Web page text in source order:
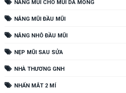
NÂNG MŨI CHO MŨI DA MỎNG
NÂNG MŨI ĐẦU MŨI
NÂNG NHÔ ĐẦU MŨI
NẸP MŨI SAU SỬA
NHÀ THƯƠNG GNH
NHẤN MẮT 2 MÍ